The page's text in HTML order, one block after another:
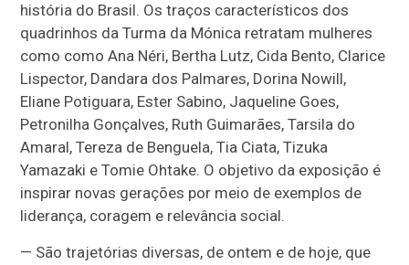
história do Brasil. Os traços característicos dos
quadrinhos da Turma da Mónica retratam mulheres
como comoAna Néri, Bertha Lutz, Cida Bento, Clarice
Lispector, Dandara dos Palmares, Dorina Nowill,
Eliane Potiguara, Ester Sabino, Jaqueline Goes,
Petronilha Gonçalves, Ruth Guimarães, Tarsila do
Amaral, Tereza de Benguela, Tia Ciata, Tizuka
Yamazaki e Tomie Ohtake. O objetivo da exposição é
inspirar novas gerações por meio de exemplos de
liderança, coragem e relevância social.
— São trajetórias diversas, de ontem e de hoje, que